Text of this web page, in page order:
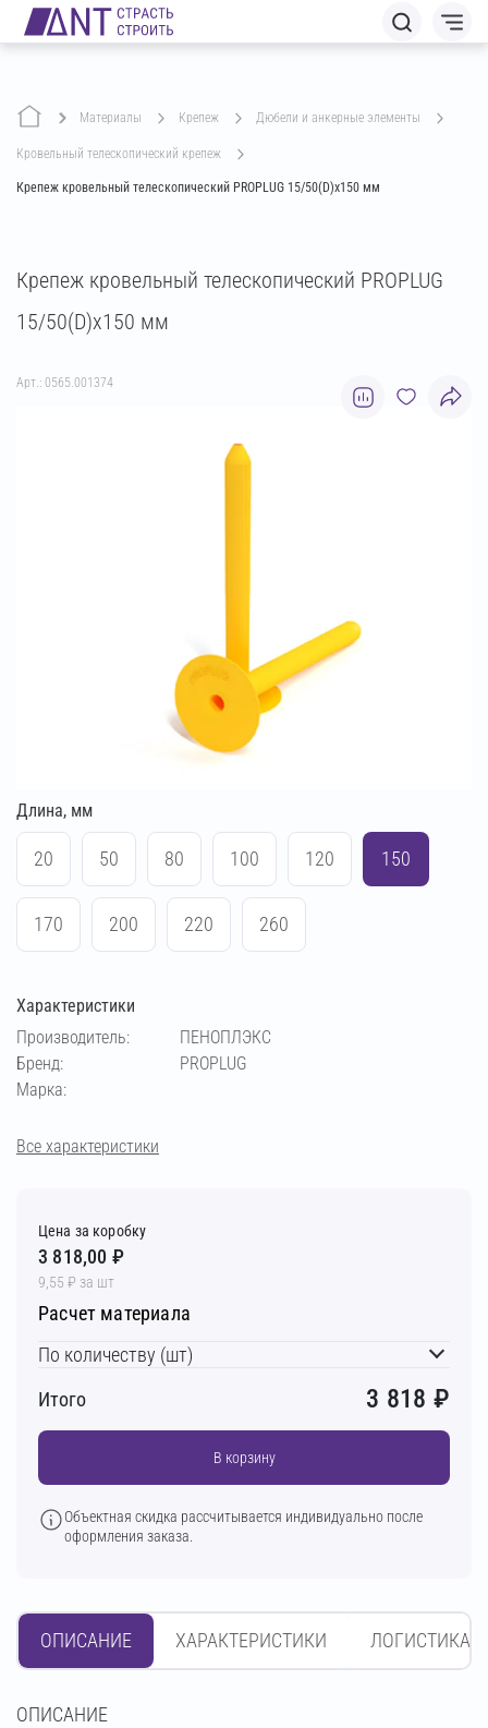
Материалы крепеж дюбели и анкерные элементы
кровельный телескопический крепеж
Крепеж кровельный телескопический PROPLUG 15/50(D)х150 мм
Крепеж кровельный телескопический PROPLUG
15/50(D)х150 мм
Арт.: 0565.001374
Длина, мм
20 50 80 100 120 150
170 200 220 260
Характеристики
Производитель:
ПЕНОПЛЭКС
Бренд:
PROPLUG
Марка:
Все характеристики
Цена за коробку
3 818,00 ₽
9,55 ₽ за шт
Расчет материала
По количеству (шт)
Итого
3 818 ₽
В корзину
Объектная скидка рассчитывается индивидуально после
оформления заказа.
ОПИСАНИЕ ХАРАКТЕРИСТИКИ ЛОГИСТИКА
OПИСАНИЕ